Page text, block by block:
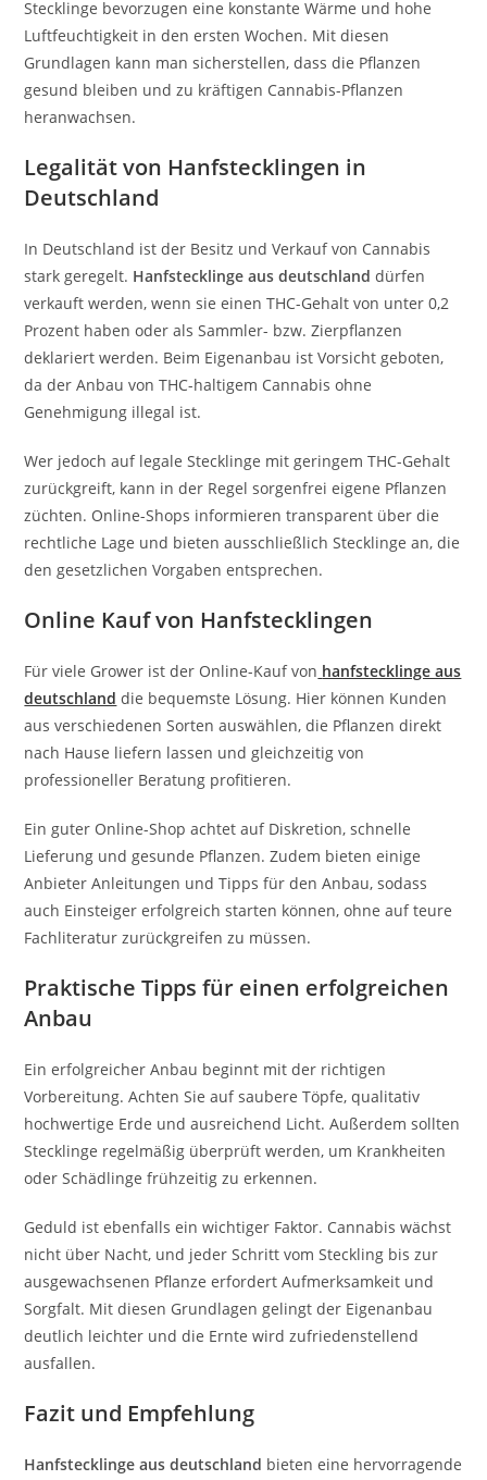
Stecklinge bevorzugen eine konstante Wärme und hohe
Luftfeuchtigkeit in den ersten Wochen. Mit diesen
Grundlagen kann man sicherstellen, dass die Pflanzen
gesund bleiben und zu kräftigen Cannabis-Pflanzen
heranwachsen.
Legalität von Hanfstecklingen in
Deutschland
In Deutschland ist der Besitz und Verkauf von Cannabis
stark geregelt. Hanfstecklinge aus deutschland dürfen
verkauft werden, wenn sie einen THC-Gehalt von unter 0,2
Prozent haben oder als Sammler- bzw. Zierpflanzen
deklariert werden. Beim Eigenanbau ist Vorsicht geboten,
da der Anbau von THC-haltigem Cannabis ohne
Genehmigung illegal ist.
Wer jedoch auf legale Stecklinge mit geringem THC-Gehalt
zurückgreift, kann in der Regel sorgenfrei eigene Pflanzen
züchten. Online-Shops informieren transparent über die
rechtliche Lage und bieten ausschließlich Stecklinge an, die
den gesetzlichen Vorgaben entsprechen.
Online Kauf von Hanfstecklingen
Für viele Grower ist der Online-Kauf von hanfstecklinge aus
deutschland die bequemste Lösung. Hier können Kunden
aus verschiedenen Sorten auswählen, die Pflanzen direkt
nach Hause liefern lassen und gleichzeitig von
professioneller Beratung profitieren.
Ein guter Online-Shop achtet auf Diskretion, schnelle
Lieferung und gesunde Pflanzen. Zudem bieten einige
Anbieter Anleitungen und Tipps für den Anbau, sodass
auch Einsteiger erfolgreich starten können, ohne auf teure
Fachliteratur zurückgreifen zu müssen.
Praktische Tipps für einen erfolgreichen
Anbau
Ein erfolgreicher Anbau beginnt mit der richtigen
Vorbereitung. Achten Sie auf saubere Töpfe, qualitativ
hochwertige Erde und ausreichend Licht. Außerdem sollten
Stecklinge regelmäßig überprüft werden, um Krankheiten
oder Schädlinge frühzeitig zu erkennen.
Geduld ist ebenfalls ein wichtiger Faktor. Cannabis wächst
nicht über Nacht, und jeder Schritt vom Steckling bis zur
ausgewachsenen Pflanze erfordert Aufmerksamkeit und
Sorgfalt. Mit diesen Grundlagen gelingt der Eigenanbau
deutlich leichter und die Ernte wird zufriedenstellend
ausfallen.
Fazit und Empfehlung
Hanfstecklinge aus deutschland bieten eine hervorragende